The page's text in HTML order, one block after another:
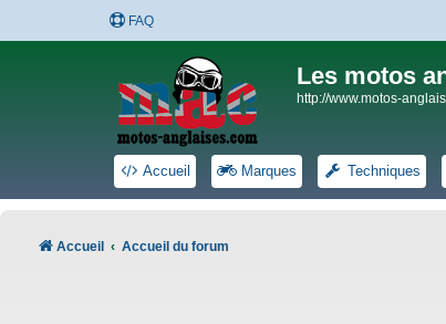
FAQ
Les motos
http://www.motos-
Accueil Marques Techniques
Accueil Accueil du forum